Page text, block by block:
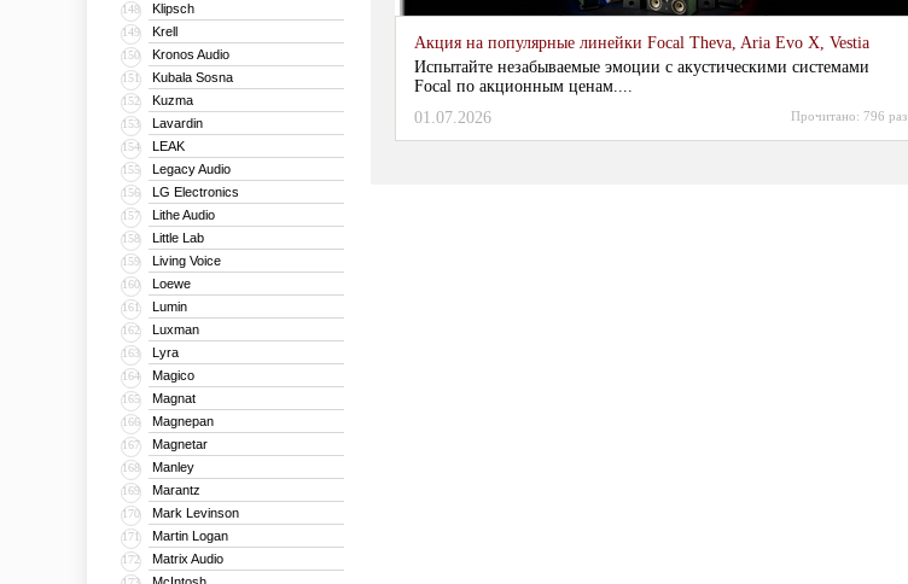
148 Klipsch
149 Krell
150 Kronos Audio
151 Kubala Sosna
152 Kuzma
153 Lavardin
154 LEAK
155 Legacy Audio
156 LG Electronics
157 Lithe Audio
158 Little Lab
159 Living Voice
160 Loewe
161 Lumin
162 Luxman
163 Lyra
164 Magico
165 Magnat
166 Magnepan
167 Magnetar
168 Manley
169 Marantz
170 Mark Levinson
171 Martin Logan
172 Matrix Audio
Акция на популярные линейки Focal Theva, Aria Evo X, Vestia
Испытайте незабываемые эмоции с акустическими системами
Focal по акционным ценам....
01.07.2026
Прочитано: 796 раз